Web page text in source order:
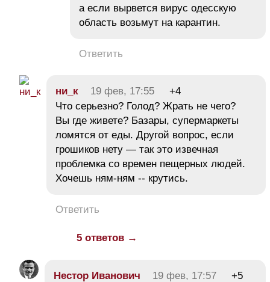
а если вырвется вирус одесскую
область возьмут на карантин.
Ответить
ни_к 19 фев, 17:55
+4
Что серьезно? Голод? Жрать не чего?
Вы где живете? Базары, супермаркеты
ломятся от еды. Другой вопрос, если
грошиков нету — так это извечная
проблемка со времен пещерных людей.
Хочешь ням-ням -- крутись.
Ответить
5 ответов →
Нестор Иванович 19 фев, 17:57 +5